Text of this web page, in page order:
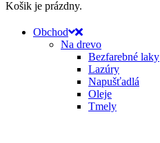
Košik je prázdny.
Obchod
Na drevo
Bezfarebné laky
Lazúry
Napušťadlá
Oleje
Tmely